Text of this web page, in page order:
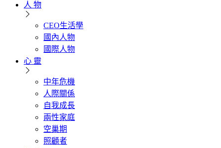
人 物
CEO生活學
國內人物
國際人物
心 靈
中年危機
人際關係
自我成長
兩性家庭
空巢期
照顧者